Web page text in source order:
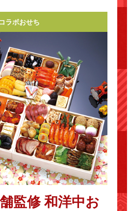
コラボおせち
監修 和洋中お